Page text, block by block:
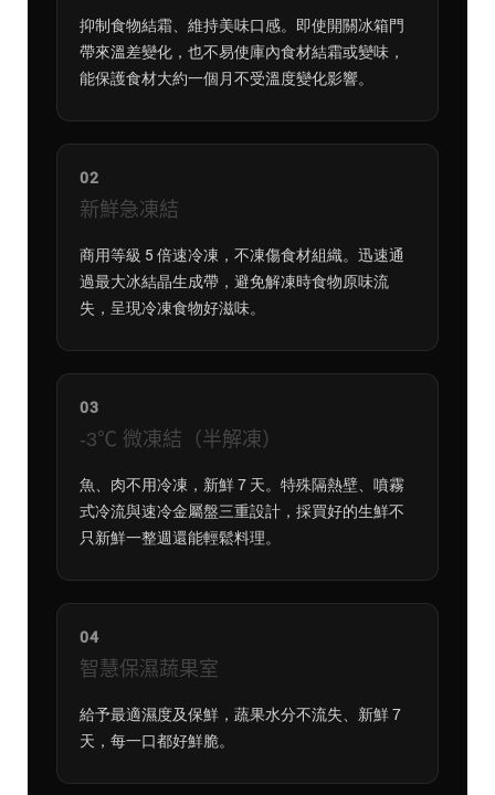
抑制食物結霜、維持美味口感。即使開關冰箱門
帶來溫差變化，也不易使庫內食材結霜或變味，
能保護食材大約一個月不受溫度變化影響。
02
新鮮急凍結
商用等級 5 倍速冷凍，不凍傷食材組織。迅速通
過最大冰結晶生成帶，避免解凍時食物原味流
失，呈現冷凍食物好滋味。
03
-3℃ 微凍結（半解凍）
魚、肉不用冷凍，新鮮 7 天。特殊隔熱壁、噴霧
式冷流與速冷金屬盤三重設計，採買好的生鮮不
只新鮮一整週還能輕鬆料理。
04
智慧保濕蔬果室
給予最適濕度及保鮮，蔬果水分不流失、新鮮 7
天，每一口都好鮮脆。